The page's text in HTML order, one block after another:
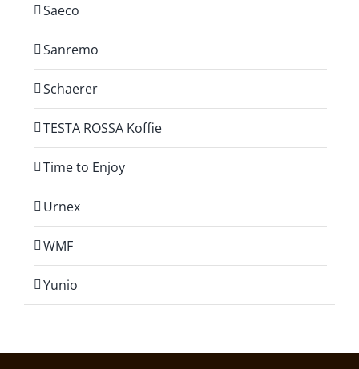
Saeco
Sanremo
Schaerer
TESTA ROSSA Koffie
Time to Enjoy
Urnex
WMF
Yunio